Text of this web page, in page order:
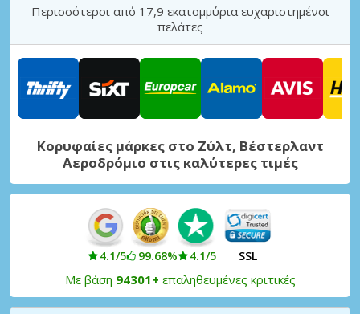
Περισσότεροι από 17,9 εκατομμύρια ευχαριστημένοι
πελάτες
Κορυφαίες μάρκες στο Ζύλτ, Βέστερλαντ
Αεροδρόμιο στις καλύτερες τιμές
4.1/5 99.68% 4.1/5 SSL
Με βάση 94301+ επαληθευμένες κριτικές